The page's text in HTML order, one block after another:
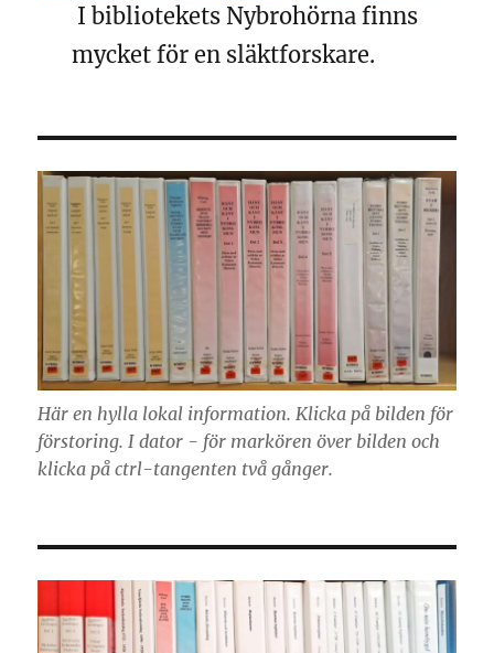
I bibliotekets Nybrohörna finns
mycket för en släktforskare.
Här en hylla lokal information. Klicka på bilden för
förstoring. I dator - för markören över bilden och
klicka på ctrl-tangenten två gånger.